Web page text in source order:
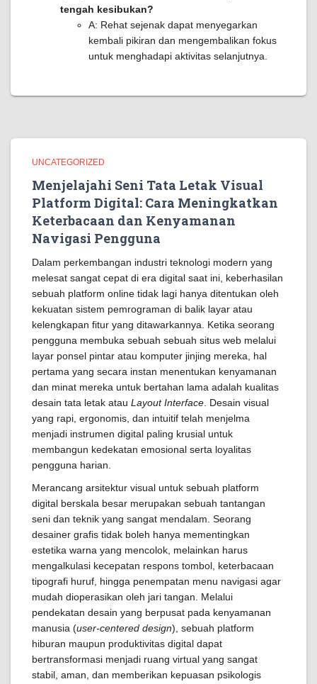
tengah kesibukan?
A: Rehat sejenak dapat menyegarkan
kembali pikiran dan mengembalikan fokus
untuk menghadapi aktivitas selanjutnya.
UNCATEGORIZED
Menjelajahi Seni Tata Letak Visual
Platform Digital: Cara Meningkatkan
Keterbacaan dan Kenyamanan
Navigasi Pengguna
Dalam perkembangan industri teknologi modern yang
melesat sangat cepat di era digital saat ini, keberhasilan
sebuah platform online tidak lagi hanya ditentukan oleh
kekuatan sistem pemrograman di balik layar atau
kelengkapan fitur yang ditawarkannya. Ketika seorang
pengguna membuka sebuah sebuah situs web melalui
layar ponsel pintar atau komputer jinjing mereka, hal
pertama yang secara instan menentukan kenyamanan
dan minat mereka untuk bertahan lama adalah kualitas
desain tata letak atau Layout Interface . Desain visual
yang rapi, ergonomis, dan intuitif telah menjelma
menjadi instrumen digital paling krusial untuk
membangun kedekatan emosional serta loyalitas
pengguna harian.
Merancang arsitektur visual untuk sebuah platform
digital berskala besar merupakan sebuah tantangan
seni dan teknik yang sangat mendalam. Seorang
desainer grafis tidak boleh hanya mementingkan
estetika warna yang mencolok, melainkan harus
mengalkulasi kecepatan respons tombol, keterbacaan
tipografi huruf, hingga penempatan menu navigasi agar
mudah dioperasikan oleh jari tangan. Melalui
pendekatan desain yang berpusat pada kenyamanan
manusia (user-centered design), sebuah platform
hiburan maupun produktivitas digital dapat
bertransformasi menjadi ruang virtual yang sangat
stabil, aman, dan memberikan kepuasan psikologis